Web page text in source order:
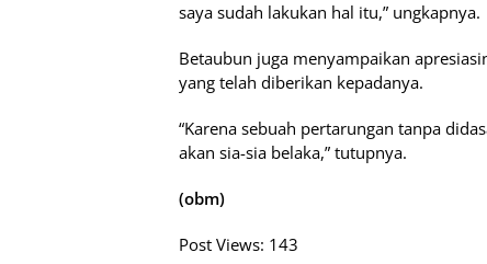
saya sudah lakukan hal itu,” ungkapnya.
Betaubun juga menyampaikan
yang telah diberikan kepadanya.
“Karena sebuah pertarungan tanpa
akan sia-sia belaka,” tutupnya.
(obm)
Post Views: 143